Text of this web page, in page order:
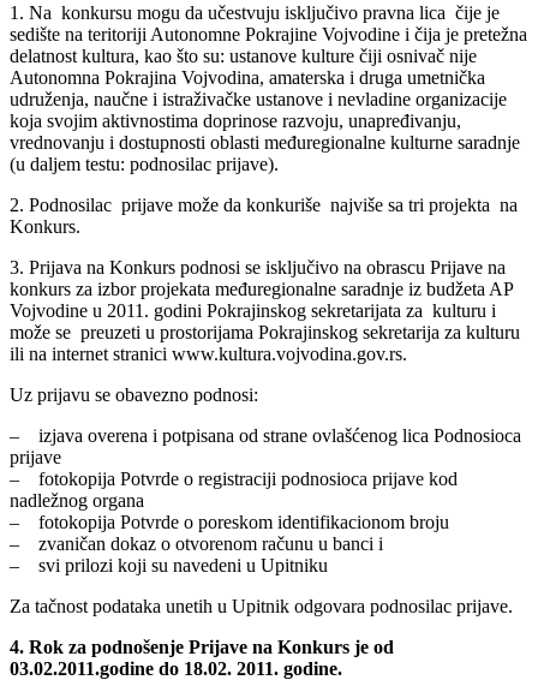
1. Na konkursu mogu da učestvuju isključivo pravna lica čije je
sedište na teritoriji Autonomne Pokrajine Vojvodine i čija je pretežna
delatnost kultura, kao što su: ustanove kulture čiji osnivač nije
Autonomna Pokrajina Vojvodina, amaterska i druga umetnička
udruženja, naučne i istraživačke ustanove i nevladine organizacije
koja svojim aktivnostima doprinose razvoju, unapređivanju,
vrednovanju i dostupnosti oblasti međuregionalne kulturne saradnje
(u daljem testu: podnosilac prijave).
2. Podnosilac prijave može da konkuriše najviše sa tri projekta na
Konkurs.
3. Prijava na Konkurs podnosi se isključivo na obrascu Prijave na
konkurs za izbor projekata međuregionalne saradnje iz budžeta AP
Vojvodine u 2011. godini Pokrajinskog sekretarijata za kulturu i
može se preuzeti u prostorijama Pokrajinskog sekretarija za kulturu
ili na internet stranici www.kultura.vojvodina.gov.rs.
Uz prijavu se obavezno podnosi:
– izjava overena i potpisana od strane ovlašćenog lica Podnosioca
prijave
– fotokopija Potvrde o registraciji podnosioca prijave kod
nadležnog organa
– fotokopija Potvrde o poreskom identifikacionom broju
– zvaničan dokaz o otvorenom računu u banci i
– svi prilozi koji su navedeni u Upitniku
Za tačnost podataka unetih u Upitnik odgovara podnosilac prijave.
4. Rok za podnošenje Prijave na Konkurs je od
03.02.2011.godine do 18.02. 2011. godine.